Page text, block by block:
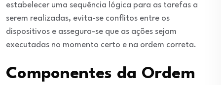
estabelecer uma sequência lógica para as tarefas a
serem realizadas, evita-se conflitos entre os
dispositivos e assegura-se que as ações sejam
executadas no momento certo e na ordem correta.
Componentes da Ordem